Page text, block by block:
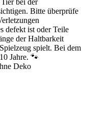
bei der
Bitte überprüfe
defekt ist oder Teile
der Haltbarkeit
spielt. Bei dem
Jahre. 🐾
Deko